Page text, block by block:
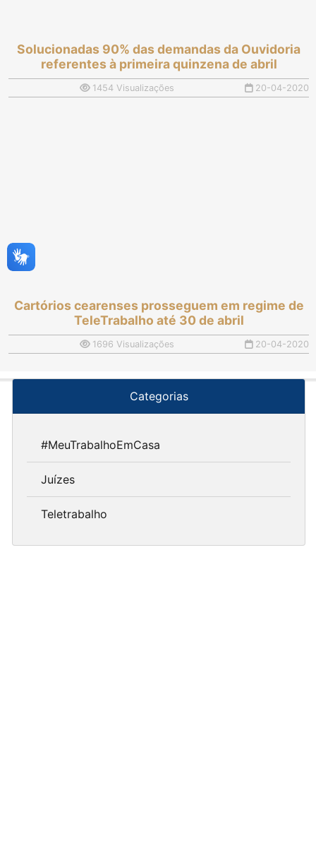
Solucionadas 90% das demandas da Ouvidoria
referentes à primeira quinzena de abril
1454 Visualizações 20-04-2020
Cartórios cearenses prosseguem em regime de
TeleTrabalho até 30 de abril
1696 Visualizações 20-04-2020
Categorias
#MeuTrabalhoEmCasa
Juízes
Teletrabalho